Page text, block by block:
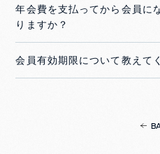
年会費を支払ってから会員に
りますか？
会員有効期限について教えて